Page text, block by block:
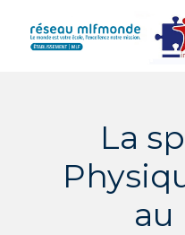
content
La
au